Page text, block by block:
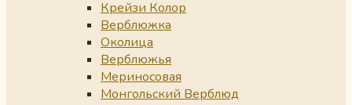
Крейзи Колор
Верблюжка
Околица
Верблюжья
Мериносовая
Монгольский Верблюд